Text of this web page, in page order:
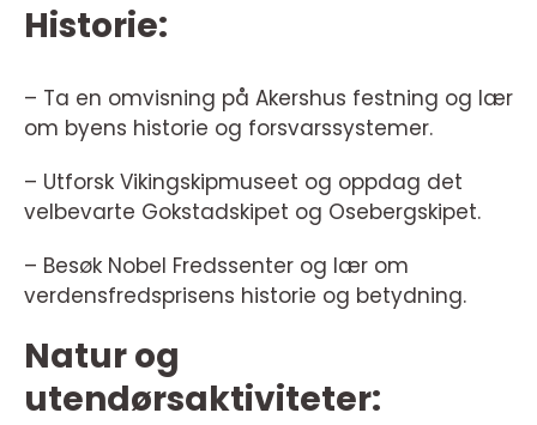
Historie:
– Ta en omvisning på Akershus festning og lær
om byens historie og forsvarssystemer.
– Utforsk Vikingskipmuseet og oppdag det
velbevarte Gokstadskipet og Osebergskipet.
– Besøk Nobel Fredssenter og lær om
verdensfredsprisens historie og betydning.
Natur og
utendørsaktiviteter: